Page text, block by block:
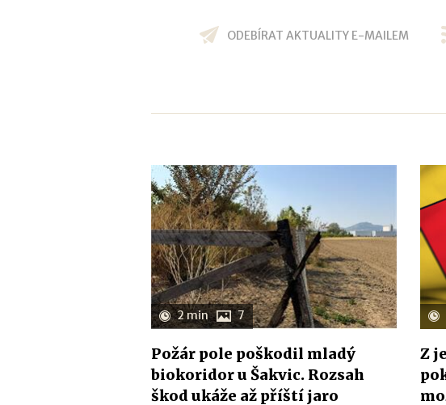
ODEBÍRAT AKTUALITY E-MAILEM
2 min 7
Požár pole poškodil mladý
biokoridor u Šakvic. Rozsah
škod ukáže až příští jaro
Z